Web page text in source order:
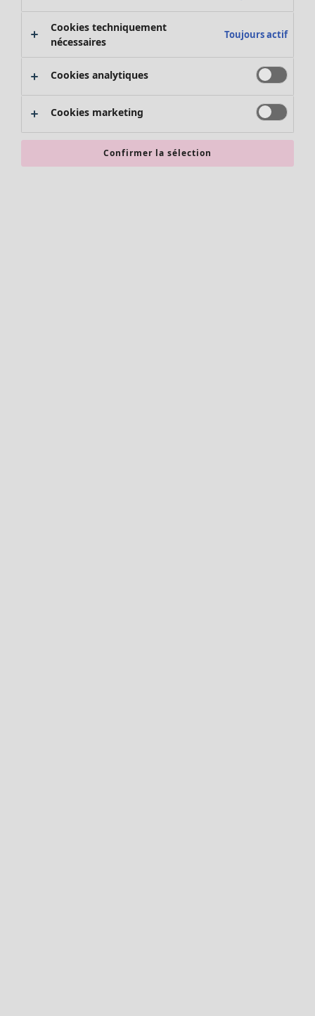
Promos SOLDES
Les promos de Gudrun Sjödén
Nouvel arrivage
Bonnes affaires en soldes - jusqu'à -70
Cookies techniquement
nécessaires
Toujours actif
Cookies analytiques
Cookies marketing
Confirmer la sélection